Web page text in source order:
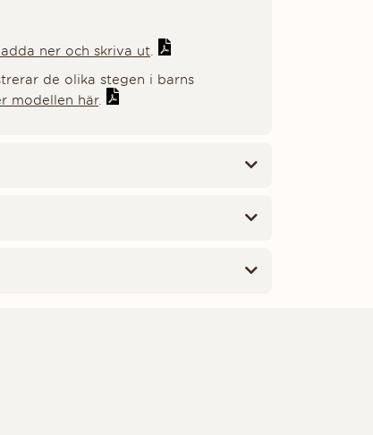
ner och skriva ut.
de olika stegen i barns
modellen här.